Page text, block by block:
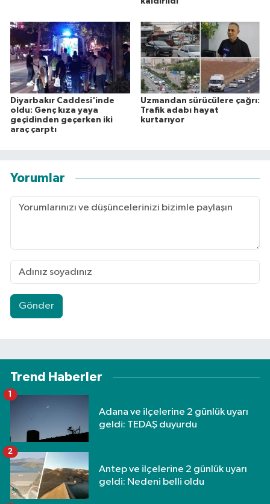
Diyarbakır Caddesi'inde
oldu: Genç kıza yaya
geçidinden geçerken iki
araç çarptı
Uzmandan sürücülere çağrı:
Trafik adabı hayat
kurtarıyor
Yorumlar
Gönder
Trend Haberler
Adana ve ilçelerine 2 günlük uyarı
geldi: TEDAŞ duyurdu
1
Antep ve ilçelerine 2 günlük uyarı
geldi: Nedeni belli oldu
2